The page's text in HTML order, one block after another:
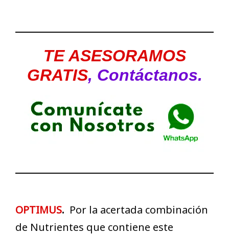
TE ASESORAMOS
GRATIS, Contáctanos.
OPTIMUS. Por la acertada combinación
de Nutrientes que contiene este